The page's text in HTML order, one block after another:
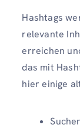
Hashtags
relevante
erreichen
das mit
hier einige